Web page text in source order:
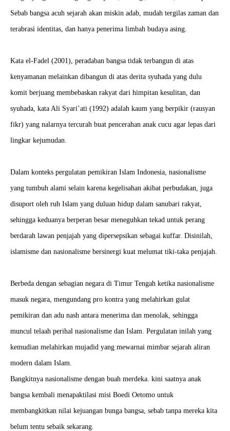
Sebab bangsa acuh sejarah akan miskin adab, mudah tergilas zaman dan
terabrasi identitas, dan hanya penerima limbah budaya asing.
Kata el-Fadel (2001), peradaban bangsa tidak terbangun di atas
kenyamanan melainkan dibangun di atas derita syuhada yang dulu
komit berjuang membebaskan rakyat dari himpitan kesulitan, dan
syuhada, kata Ali Syari’ati (1992) adalah kaum yang berpikir (rausyan
fikr) yang nalarnya tercurah buat pencerahan anak cucu agar lepas dari
lingkar kejumudan.
Dalam konteks pergulatan pemikiran Islam Indonesia, nasionalisme
yang tumbuh alami selain karena kegelisahan akibat perbudakan, juga
disuport oleh ruh Islam yang duluan hidup dalam sanubari rakyat,
sehingga keduanya berperan besar meneguhkan tekad untuk perang
berdarah lawan penjajah yang dipersepsikan sebagai kuffar. Disinilah,
islamisme dan nasionalisme bersinergi kuat melumat tiki-taka penjajah.
Berbeda dengan sebagian negara di Timur Tengah ketika nasionalisme
masuk negara, mengundang pro kontra yang melahirkan gulat
pemikiran dan adu nash antara menerima dan menolak, sehingga
muncul telaah perihal nasionalisme dan Islam. Pergulatan inilah yang
kemudian melahirkan mujadid yang mewarnai mimbar sejarah aliran
modern dalam Islam.
Bangkitnya nasionalisme dengan buah merdeka. kini saatnya anak
bangsa kembali menapaktilasi misi Boedi Oetomo untuk
membangkitkan nilai kejuangan bunga bangsa, sebab tanpa mereka kita
belum tentu sebaik sekarang.